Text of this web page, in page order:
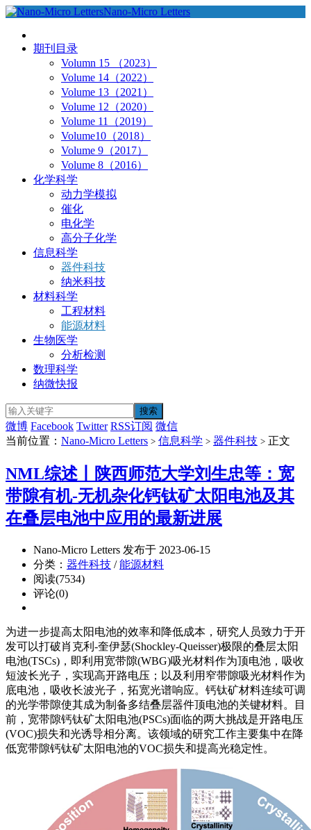
Nano-Micro Letters
期刊目录
Volumn 15 （2023）
Volume 14（2022）
Volume 13（2021）
Volume 12（2020）
Volume 11（2019）
Volume10（2018）
Volume 9（2017）
Volume 8（2016）
化学科学
动力学模拟
催化
电化学
高分子化学
信息科学
器件科技
纳米科技
材料科学
工程材料
能源材料
生物医学
分析检测
数理科学
纳微快报
微博 Facebook Twitter RSS订阅 微信
当前位置： Nano-Micro Letters > 信息科学 > 器件科技 > 正文
NML综述丨陕西师范大学刘生忠等：宽
带隙有机-无机杂化钙钛矿太阳电池及其
在叠层电池中应用的最新进展
Nano-Micro Letters 发布于 2023-06-15
分类： 器件科技 /能源材料
阅读(7534)
评论(0)
为进一步提高太阳电池的效率和降低成本，研究人员致力于开
发可以打破肖克利-奎伊瑟(Shockley-Queisser)极限的叠层太阳
电池(TSCs)，即利用宽带隙(WBG)吸光材料作为顶电池，吸收
短波长光子，实现高开路电压；以及利用窄带隙吸光材料作为
底电池，吸收长波光子，拓宽光谱响应。钙钛矿材料连续可调
的光学带隙使其成为制备多结叠层器件顶电池的关键材料。目
前，宽带隙钙钛矿太阳电池(PSCs)面临的两大挑战是开路电压
(VOC)损失和光诱导相分离。该领域的研究工作主要集中在降
低宽带隙钙钛矿太阳电池的VOC损失和提高光稳定性。